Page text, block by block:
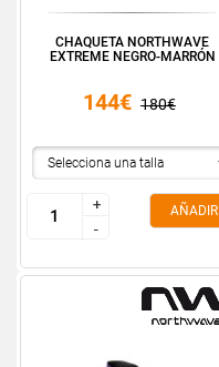
CHAQUETA NORTHWAVE
EXTREME NEGRO-MARRÓN
144€ 180€
+
-
+
-
AÑADIR